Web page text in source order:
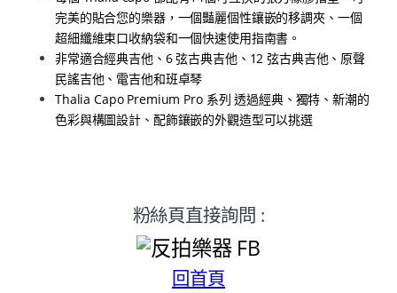
完美的貼合您的樂器，一個豔麗個性鑲嵌的移調夾、一個
超細纖維束口收納袋和一個快速使用指南書。
非常適合經典吉他、6 弦古典吉他、12 弦古典吉他、原聲
民謠吉他、電吉他和班卓琴
Thalia Capo Premium Pro 系列 透過經典、獨特、新潮的
色彩與構圖設計、配飾鑲嵌的外觀造型可以挑選
粉絲頁直接詢問 :
回首頁